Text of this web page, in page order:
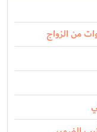
من الزواج